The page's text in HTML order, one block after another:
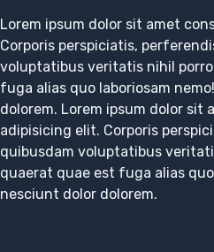
Lorem ipsum dolor sit amet
Corporis perspiciatis,
voluptatibus veritatis nihil
fuga alias quo laboriosam
dolorem. Lorem ipsum dolor sit
adipisicing elit. Corporis
quibusdam voluptatibus
quaerat quae est fuga alias
nesciunt dolor dolorem.